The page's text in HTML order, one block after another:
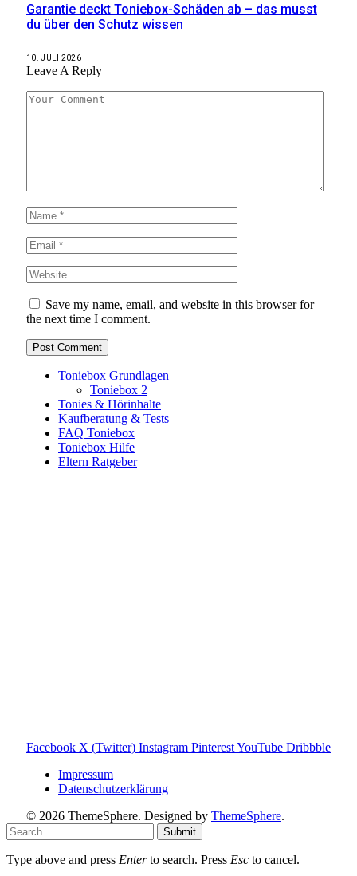
Garantie deckt Toniebox-Schäden ab – das musst
du über den Schutz wissen
10. JULI 2026
Leave A Reply
Save my name, email, and website in this browser for
the next time I comment.
Toniebox Grundlagen
Toniebox 2
Tonies & Hörinhalte
Kaufberatung & Tests
FAQ Toniebox
Toniebox Hilfe
Eltern Ratgeber
Facebook X (Twitter) Instagram PinterestYouTube Dribbble
Impressum
Datenschutzerklärung
© 2026 ThemeSphere. Designed by ThemeSphere.
Submit
Type above and press Enterto search. Press Esc to cancel.